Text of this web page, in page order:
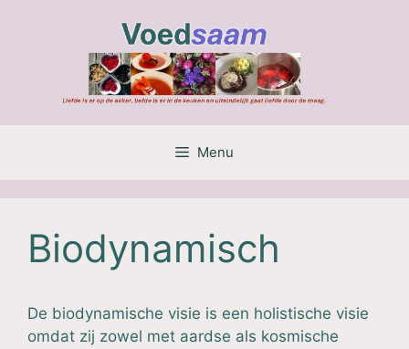
Menu
Biodynamisch
De biodynamische visie is een holistische visie
omdat zij zowel met aardse als kosmische